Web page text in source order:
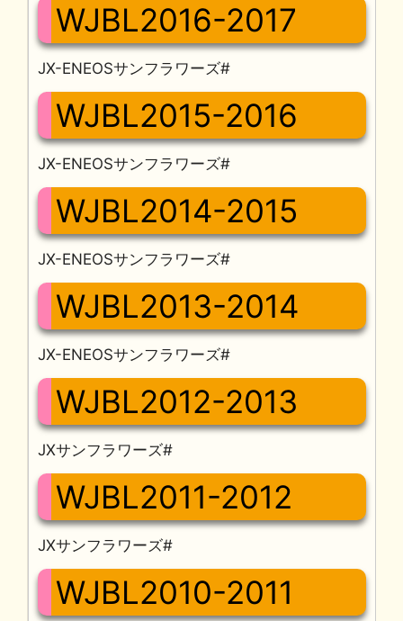
WJBL2016-2017
JX-ENEOSサンフラワーズ#
WJBL2015-2016
JX-ENEOSサンフラワーズ#
WJBL2014-2015
JX-ENEOSサンフラワーズ#
WJBL2013-2014
JX-ENEOSサンフラワーズ#
WJBL2012-2013
JXサンフラワーズ#
WJBL2011-2012
JXサンフラワーズ#
WJBL2010-2011